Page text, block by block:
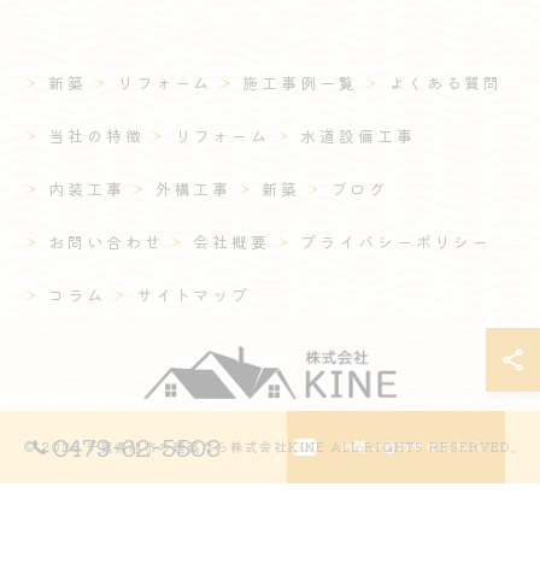
0479-62-5503 お問い合わせはこちら
新築 リフォーム 施工事例一覧 よくある質問
当社の特徴 リフォーム 水道設備工事
内装工事 外構工事 新築 ブログ
お問い合わせ 会社概要 プライバシーポリシー
コラム サイトマップ
© 2026 千葉県旭市の建築なら株式会社KINE ALL RIGHTS RESERVED.